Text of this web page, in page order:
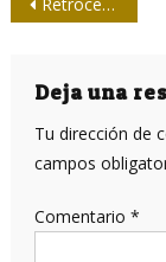
entradas
Deja una
Tu dirección de
campos
Comentario *